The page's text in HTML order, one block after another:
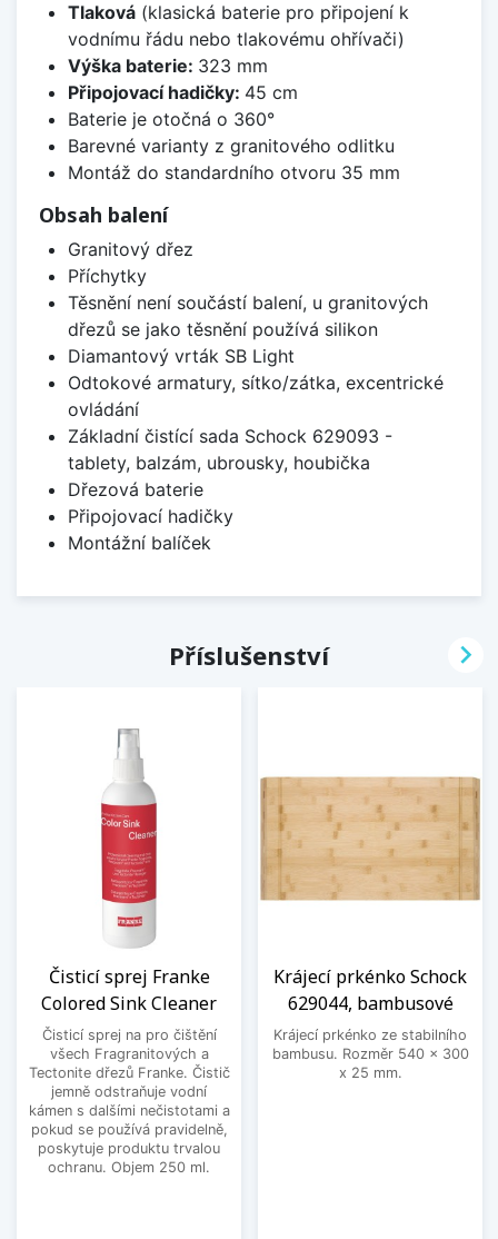
Tlaková(klasická baterie pro připojení k
vodnímu řádu nebo tlakovému ohřívači)
Výška baterie: 323 mm
Připojovací hadičky: 45 cm
Baterie je otočná o 360°
Barevné varianty z granitového odlitku
Montáž do standardního otvoru 35 mm
Obsah balení
Granitový dřez
Příchytky
Těsnění není součástí balení, u granitových
dřezů se jako těsnění používá silikon
Diamantový vrták SB Light
Odtokové armatury, sítko/zátka, excentrické
ovládání
Základní čistící sada Schock 629093 -
tablety, balzám, ubrousky, houbička
Dřezová baterie
Připojovací hadičky
Montážní balíček
Příslušenství
Čisticí sprej Franke
Colored Sink Cleaner
Čisticí sprej na pro čištění
všech Fragranitových a
Tectonite dřezů Franke. Čistič
jemně odstraňuje vodní
kámen s dalšími nečistotami a
pokud se používá pravidelně,
poskytuje produktu trvalou
ochranu. Objem 250 ml.
Krájecí prkénko Schock
629044, bambusové
Krájecí prkénko ze stabilního
bambusu. Rozměr 540 x 300
x 25 mm.
